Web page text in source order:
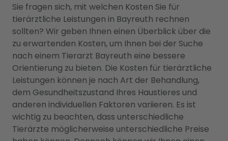
Sie fragen sich, mit welchen Kosten Sie für
tierärztliche Leistungen in Bayreuth rechnen
sollten? Wir geben Ihnen einen Überblick über die
zu erwartenden Kosten, um Ihnen bei der Suche
nach einem Tierarzt Bayreuth eine bessere
Orientierung zu bieten. Die Kosten für tierärztliche
Leistungen können je nach Art der Behandlung,
dem Gesundheitszustand Ihres Haustieres und
anderen individuellen Faktoren variieren. Es ist
wichtig zu beachten, dass unterschiedliche
Tierärzte möglicherweise unterschiedliche Preise